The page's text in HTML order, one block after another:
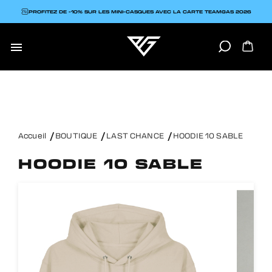

PROFITEZ DE -10% SUR LES MINI-CASQUES AVEC LA CARTE TEAMGAS 2026
Accueil BOUTIQUE LAST CHANCE HOODIE 10 SABLE
HOODIE 10 SABLE